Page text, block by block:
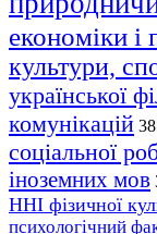
економіки і
культури,
української
комунікацій
соціальної
іноземних мов
ННІ фізичної
психологічний